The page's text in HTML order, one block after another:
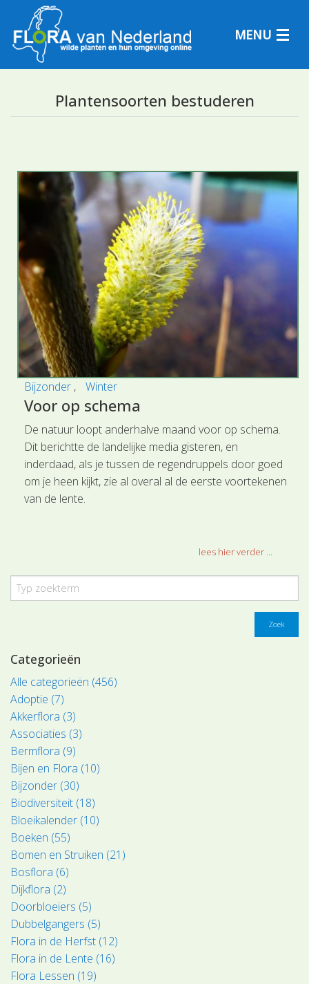
MENU
Determineren
Plantensoorten bestuderen
Bijzonder Winter
Voor op schema
De natuur loopt anderhalve maand voor op schema.
Dit berichtte de landelijke media gisteren, en
inderdaad, als je tussen de regendruppels door goed
om je heen kijkt, zie al overal al de eerste voortekenen
van de lente.
lees hier verder ...
Zoek
Categorieën
Alle categorieën (456)
Adoptie (7)
Akkerflora (3)
Associaties (3)
Bermflora (9)
Bijen en Flora (10)
Bijzonder (30)
Biodiversiteit (18)
Bloeikalender (10)
Boeken (55)
Bomen en Struiken (21)
Bosflora (6)
Dijkflora (2)
Doorbloeiers (5)
Dubbelgangers (5)
Flora in de Herfst (12)
Flora in de Lente (16)
Flora Lessen (19)